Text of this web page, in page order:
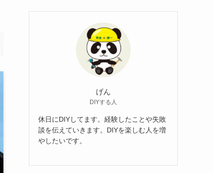
げん
DIYする人
休日にDIYしてます。経験したことや失敗
談を伝えていきます。DIYを楽しむ人を増
やしたいです。